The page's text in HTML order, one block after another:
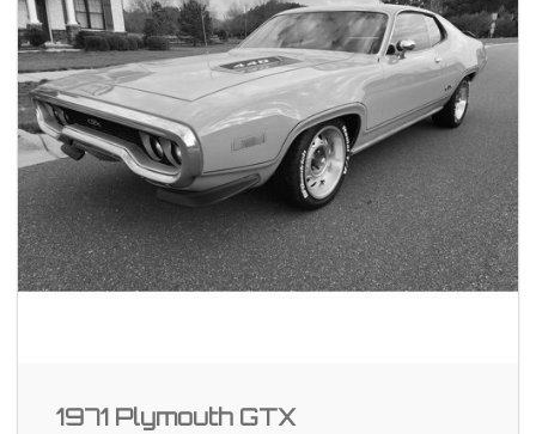
1971 Plymouth GTX